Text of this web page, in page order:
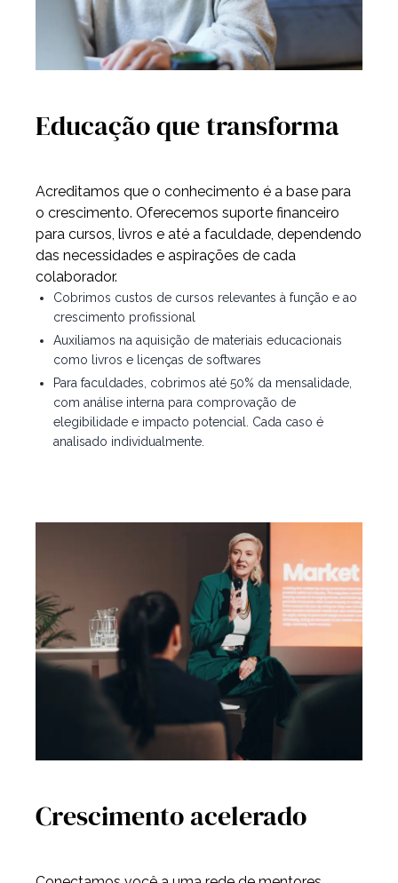
Educação que transforma
Acreditamos que o conhecimento é a base para
o crescimento. Oferecemos suporte financeiro
para cursos, livros e até a faculdade, dependendo
das necessidades e aspirações de cada
colaborador.
Cobrimos custos de cursos relevantes à função e ao
crescimento profissional
Auxiliamos na aquisição de materiais educacionais
como livros e licenças de softwares
Para faculdades, cobrimos até 50% da mensalidade,
com análise interna para comprovação de
elegibilidade e impacto potencial. Cada caso é
analisado individualmente.
Crescimento acelerado